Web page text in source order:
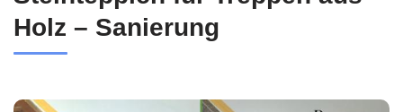
Holz – Sanierung